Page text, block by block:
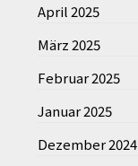
April 2025
März 2025
Februar 2025
Januar 2025
Dezember 2024